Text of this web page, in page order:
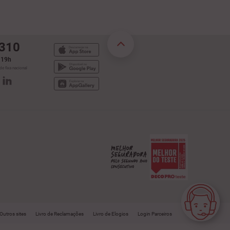
fixa nacional
Outros sites Livro de Reclamações Livro de Elogios Login Parceiros
Assistente Virtual